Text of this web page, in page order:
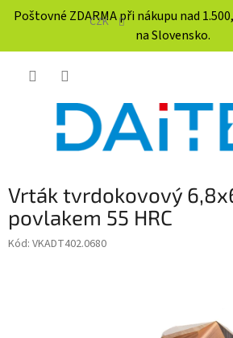
Poštovné ZDARMA při nákupu nad
na Slovensko.
CZK
Vrták tvrdokovový
povlakem 55 HRC
Kód: VKADT402.0680